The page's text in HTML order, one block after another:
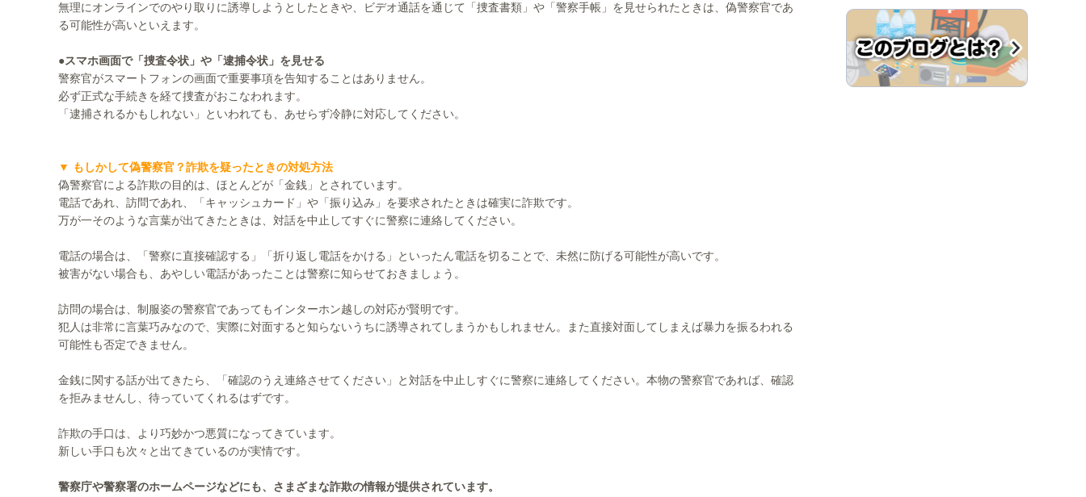
無理にオンラインでのやり取りに誘導しようとしたときや、ビデオ通話を通じて「捜査書類」や「警察手帳」を見せられたときは、偽警察官であ
る可能性が高いといえます。
●スマホ画面で「捜査令状」や「逮捕令状」を見せる
警察官がスマートフォンの画面で重要事項を告知することはありません。
必ず正式な手続きを経て捜査がおこなわれます。
「逮捕されるかもしれない」といわれても、あせらず冷静に対応してください。
▼ もしかして偽警察官？詐欺を疑ったときの対処方法
偽警察官による詐欺の目的は、ほとんどが「金銭」とされています。
電話であれ、訪問であれ、「キャッシュカード」や「振り込み」を要求されたときは確実に詐欺です。
万が一そのような言葉が出てきたときは、対話を中止してすぐに警察に連絡してください。
電話の場合は、「警察に直接確認する」「折り返し電話をかける」といったん電話を切ることで、未然に防げる可能性が高いです。
被害がない場合も、あやしい電話があったことは警察に知らせておきましょう。
訪問の場合は、制服姿の警察官であってもインターホン越しの対応が賢明です。
犯人は非常に言葉巧みなので、実際に対面すると知らないうちに誘導されてしまうかもしれません。また直接対面してしまえば暴力を振るわれる
可能性も否定できません。
金銭に関する話が出てきたら、「確認のうえ連絡させてください」と対話を中止しすぐに警察に連絡してください。本物の警察官であれば、確認
を拒みませんし、待っていてくれるはずです。
詐欺の手口は、より巧妙かつ悪質になってきています。
新しい手口も次々と出てきているのが実情です。
警察庁や警察署のホームページなどにも、さまざまな詐欺の情報が提供されています。